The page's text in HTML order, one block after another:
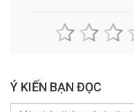
Ý KIẾN BẠN ĐỌC